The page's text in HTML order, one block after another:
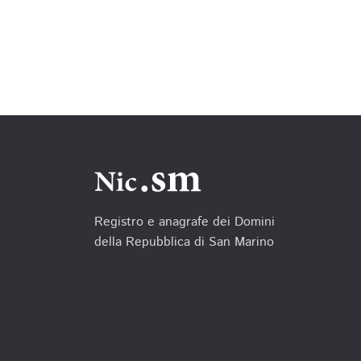
Registro e anagrafe dei Domini
della Repubblica di San Marino